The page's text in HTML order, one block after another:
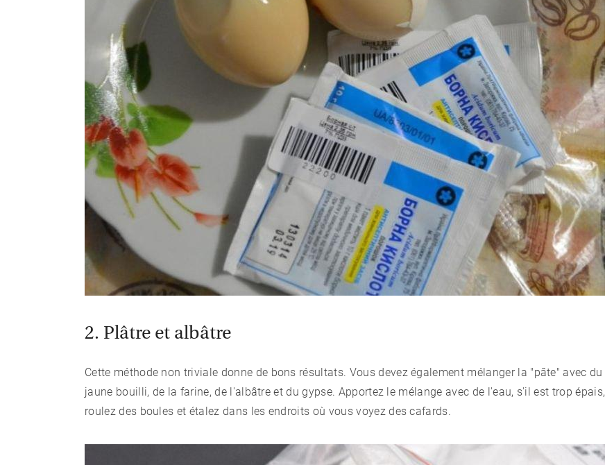
2. Plâtre et albâtre
Cette méthode non triviale donne de bons résultats. Vous devez également mélanger la "pâte" avec du
jaune bouilli, de la farine, de l'albâtre et du gypse. Apportez le mélange avec de l'eau, s'il est trop épais,
roulez des boules et étalez dans les endroits où vous voyez des cafards.